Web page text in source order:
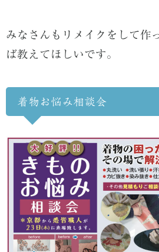
みなさんもリメイクをして作
ば教えてほしいです。
着物お悩み相談会